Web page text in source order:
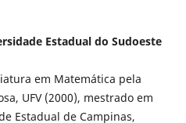
Estadual do Sudoeste
em Matemática pela
UFV (2000), mestrado em
Estadual de Campinas,